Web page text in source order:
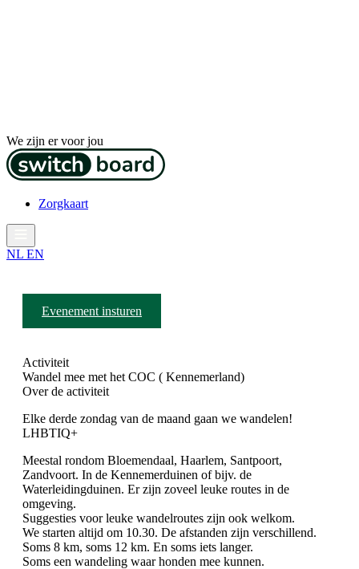
We zijn er voor jou
Zorgkaart
NL EN
Evenement insturen
Activiteit
Wandel mee met het COC ( Kennemerland)
Over de activiteit
Elke derde zondag van de maand gaan we wandelen!
LHBTIQ+
Meestal rondom Bloemendaal, Haarlem, Santpoort,
Zandvoort. In de Kennemerduinen of bijv. de
Waterleidingduinen. Er zijn zoveel leuke routes in de
omgeving.
Suggesties voor leuke wandelroutes zijn ook welkom.
We starten altijd om 10.30. De afstanden zijn verschillend.
Soms 8 km, soms 12 km. En soms iets langer.
Soms een wandeling waar honden mee kunnen.